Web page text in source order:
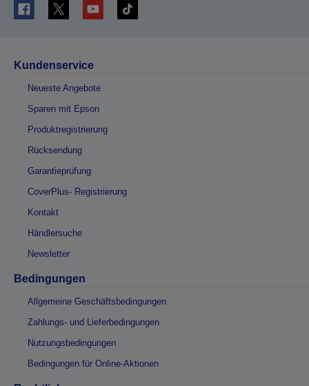
Kundenservice
Neueste Angebote
Sparen mit Epson
Produktregistrierung
Rücksendung
Garantieprüfung
CoverPlus- Registrierung
Kontakt
Händlersuche
Newsletter
Bedingungen
Allgemeine Geschäftsbedingungen
Zahlungs- und Lieferbedingungen
Nutzungsbedingungen
Bedingungen für Online-Aktionen